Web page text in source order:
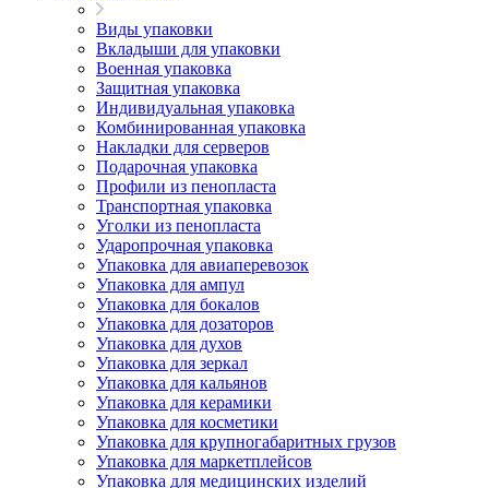
Виды упаковки
Вкладыши для упаковки
Военная упаковка
Защитная упаковка
Индивидуальная упаковка
Комбинированная упаковка
Накладки для серверов
Подарочная упаковка
Профили из пенопласта
Транспортная упаковка
Уголки из пенопласта
Ударопрочная упаковка
Упаковка для авиаперевозок
Упаковка для ампул
Упаковка для бокалов
Упаковка для дозаторов
Упаковка для духов
Упаковка для зеркал
Упаковка для кальянов
Упаковка для керамики
Упаковка для косметики
Упаковка для крупногабаритных грузов
Упаковка для маркетплейсов
Упаковка для медицинских изделий